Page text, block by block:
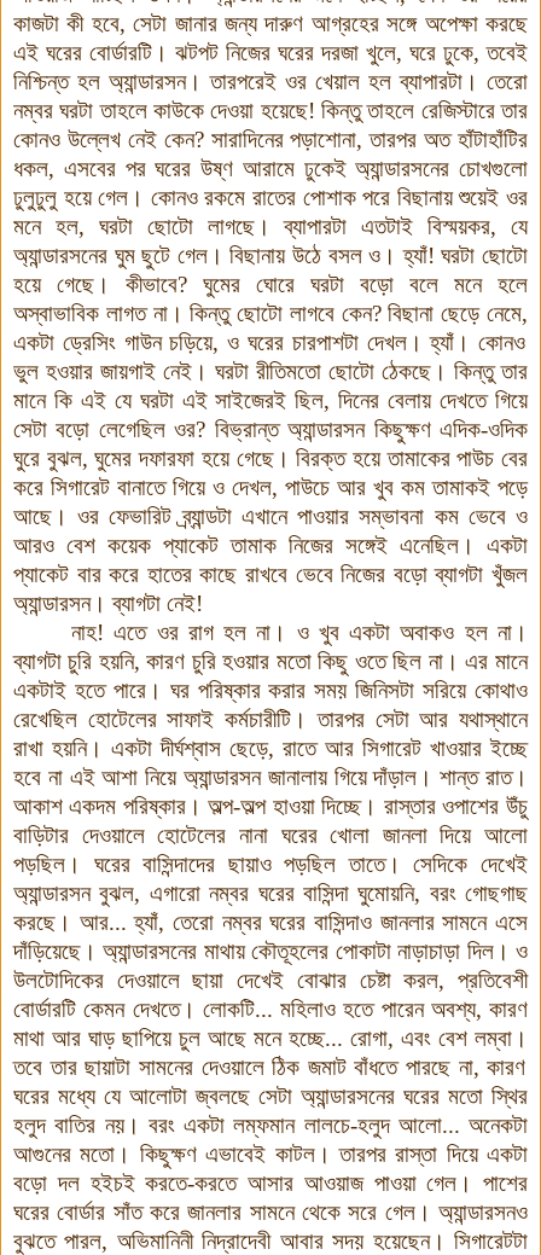
কাজটা কী হবে, সেটা জানার জন্য দারুণ আগ্রহের সঙ্গে অপেক্ষা করছে
এই ঘরের বোর্ডারটি । ঝটপট নিজের ঘরের দরজা খুলে, ঘরে ঢুকে, তবেই
নিশ্চিন্ত হল অ্যান্ডারসন। তারপরেই ওর খেয়াল হল ব্যাপারটা। তেরো
নম্বর ঘরটা তাহলে কাউকে দেওয়া হয়েছে! কিন্তু তাহলে রেজিস্টারে তার
কোনও উল্লেখ নেই কেন? সারাদিনের পড়াশোনা, তারপর অত হাঁটাহাঁটির
ধকল, এসবের পর ঘরের উষ্ণ আরামে ঢুকেই অ্যান্ডারসনের চোখগুলো
ঢুলুঢুলু হয়ে গেল । কোনও রকমে রাতের পোশাক পরে বিছানায় শুয়েই ওর
মনে হল, ঘরটা ছোটো লাগছে। ব্যাপারটা এতটাই বিস্ময়কর, যে
অ্যান্ডারসনের ঘুম ছুটে গেল। বিছানায় উঠে বসল ও । হ্যাঁ! ঘরটা ছোটো
হয়ে গেছে । কীভাবে?
ঘুমের ঘোরে ঘরটা বড়ো বলে মনে হলে
অস্বাভাবিক লাগত না। কিন্তু ছোটো লাগবে কেন? বিছানা ছেড়ে নেমে,
একটা ড্রেসিং গাউন চড়িয়ে, ও ঘরের চারপাশটা দেখল। হ্যাঁ । কোনও
ভুল হওয়ার জায়গাই নেই । ঘরটা রীতিমতো ছোটো ঠেকছে । কিন্তু তার
মানে কি এই যে ঘরটা এই সাইজেরই ছিল, দিনের বেলায় দেখতে গিয়ে
সেটা বড়ো লেগেছিল ওর? বিভ্রান্ত অ্যান্ডারসন কিছুক্ষণ এদিক-ওদিক
ঘুরে বুঝল, ঘুমের দফারফা হয়ে গেছে। বিরক্ত হয়ে তামাকের পাউচ বের
করে সিগারেট বানাতে গিয়ে ও দেখল, পাউচে আর খুব কম তামাকই পড়ে
আছে । ওর ফেভারিট ব্র্যান্ডটা এখানে পাওয়ার সম্ভাবনা কম ভেবে ও
আরও বেশ কয়েক প্যাকেট তামাক নিজের সঙ্গেই এনেছিল ।
একটা
প্যাকেট বার করে হাতের কাছে রাখবে ভেবে নিজের বড়ো ব্যাগটা খুঁজল
অ্যান্ডারসন। ব্যাগটা নেই!
নাহ! এতে ওর রাগ হল না । ও খুব একটা অবাকও হল না ।
ব্যাগটা চুরি হয়নি, কারণ চুরি হওয়ার মতো কিছু ওতে ছিল না। এর মানে
একটাই হতে পারে। ঘর পরিষ্কার করার সময় জিনিসটা সরিয়ে কোথাও
রেখেছিল হোটেলের সাফাই কর্মচারীটি । তারপর সেটা আর যথাস্থানে
রাখা হয়নি। একটা দীর্ঘশ্বাস ছেড়ে, রাতে আর সিগারেট খাওয়ার ইচ্ছে
হবে না এই আশা নিয়ে অ্যান্ডারসন জানালায় গিয়ে দাঁড়াল । শান্ত রাত।
আকাশ একদম পরিষ্কার। অল্প-অল্প হাওয়া দিচ্ছে। রাস্তার ওপাশের উঁচু
বাড়িটার দেওয়ালে হোটেলের নানা ঘরের খোলা জানলা দিয়ে আলো
পড়ছিল । ঘরের বাসিন্দাদের ছায়াও পড়ছিল তাতে।
সেদিকে দেখেই
অ্যান্ডারসন বুঝল, এগারো নম্বর ঘরের বাসিন্দা ঘুমোয়নি, বরং গোছগাছ
করছে । আর... হ্যাঁ, তেরো নম্বর ঘরের বাসিন্দাও জানলার সামনে এসে
দাঁড়িয়েছে । অ্যান্ডারসনের মাথায় কৌতূহলের পোকাটা নাড়াচাড়া দিল। ও
উলটোদিকের দেওয়ালে ছায়া দেখেই বোঝার চেষ্টা করল, প্রতিবেশী
বোর্ডারটি কেমন দেখতে। লোকটি... মহিলাও হতে পারেন অবশ্য, কারণ
মাথা আর ঘাড় ছাপিয়ে চুল আছে মনে হচ্ছে... রোগা, এবং বেশ লম্বা ।
তবে তার ছায়াটা সামনের দেওয়ালে ঠিক জমাট বাঁধতে পারছে না, কারণ
ঘরের মধ্যে যে আলোটা জ্বলছে সেটা অ্যান্ডারসনের ঘরের মতো স্থির
হলুদ বাতির নয়। বরং একটা লম্ফমান লালচে-হলুদ আলো... অনেকটা
আগুনের মতো । কিছুক্ষণ এভাবেই কাটল। তারপর রাস্তা দিয়ে একটা
বড়ো দল হইচই করতে-করতে আসার আওয়াজ পাওয়া গেল ।
পাশের
ঘরের বোর্ডার সাঁত করে জানলার সামনে থেকে সরে গেল। অ্যান্ডারসনও
বুঝতে পারল, অভিমানিনী নিদ্রাদেবী আবার সদয় হয়েছেন। সিগারেটটা